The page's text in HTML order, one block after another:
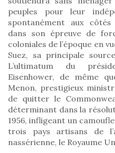
peuples pour leur
spontanément aux côtés
dans son épreuve de
coloniales de l’époque en
Suez, sa principale
L’ultimatum du
Eisenhower, de même
Menon, prestigieux
de quitter le
déterminant dans la
1956, infligeant un
trois pays artisans de
nassérienne, le Royaume